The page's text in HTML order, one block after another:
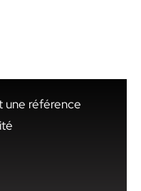
une référence